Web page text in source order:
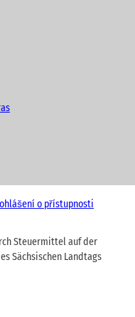
o přístupnosti
Steuermittel auf der
Sächsischen Landtags